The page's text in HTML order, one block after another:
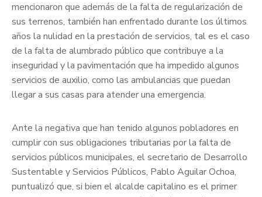
mencionaron que además de la falta de regularización de
sus terrenos, también han enfrentado durante los últimos
años la nulidad en la prestación de servicios, tal es el caso
de la falta de alumbrado público que contribuye a la
inseguridad y la pavimentación que ha impedido algunos
servicios de auxilio, como las ambulancias que puedan
llegar a sus casas para atender una emergencia.
Ante la negativa que han tenido algunos pobladores en
cumplir con sus obligaciones tributarias por la falta de
servicios públicos municipales, el secretario de Desarrollo
Sustentable y Servicios Públicos, Pablo Aguilar Ochoa,
puntualizó que, si bien el alcalde capitalino es el primer